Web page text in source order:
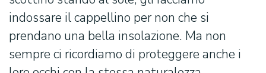
indossare il cappellino per non che si
prendano una bella insolazione. Ma non
sempre ci ricordiamo di proteggere anche i